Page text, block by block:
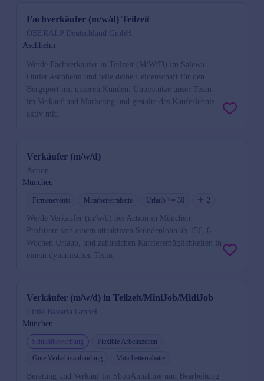
Fachverkäufer (m/w/d) Teilzeit
OBERALP Deutschland GmbH
Aschheim
Werde Fachverkäufer in Teilzeit (M/W/D) im Salewa
Outlet Aschheim und teile deine Leidenschaft für den
Bergsport mit unseren Kunden. Unterstütze unser Team
im Verkauf und Marketing und gestalte das Kauferlebnis
aktiv mit.
Verkäufer (m/w/d)
Action
München
Firmenevents Mitarbeiterrabatte Urlaub >= 30 2
Werde Verkäufer (m/w/d) bei Action in München!
Profitiere von einem attraktiven Stundenlohn ab 15€, 6
Wochen Urlaub, und zahlreichen Karrieremöglichkeiten in
einem dynamischen Team.
Verkäufer (m/w/d) in Teilzeit/MiniJob/MidiJob
Little Bavaria GmbH
München
Schnellbewerbung
Flexible Arbeitszeiten
Gute Verkehrsanbindung
Mitarbeiterrabatte
Beratung und Verkauf im ShopAnnahme und Bearbeitung